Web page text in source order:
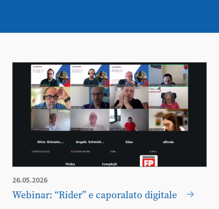
26.05.2026
Webinar: “Rider” e caporalato digitale